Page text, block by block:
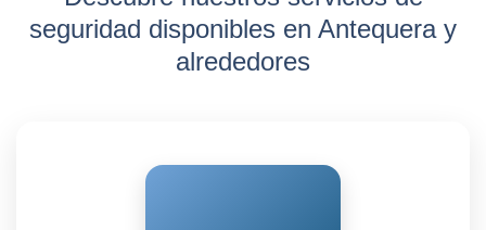
seguridad disponibles en Antequera y
alrededores